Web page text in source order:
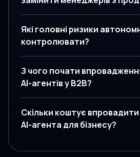
Які головні ризики
контролювати?
З чого почати
AI-агентів у B2B?
Скільки коштує
AI-агента для бізнесу?